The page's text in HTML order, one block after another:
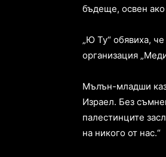
бъдеще, освен
„Ю Ту“ обявиха,
организация
Мълън-младши
Израел. Без
палестинците
на никого от нас.“